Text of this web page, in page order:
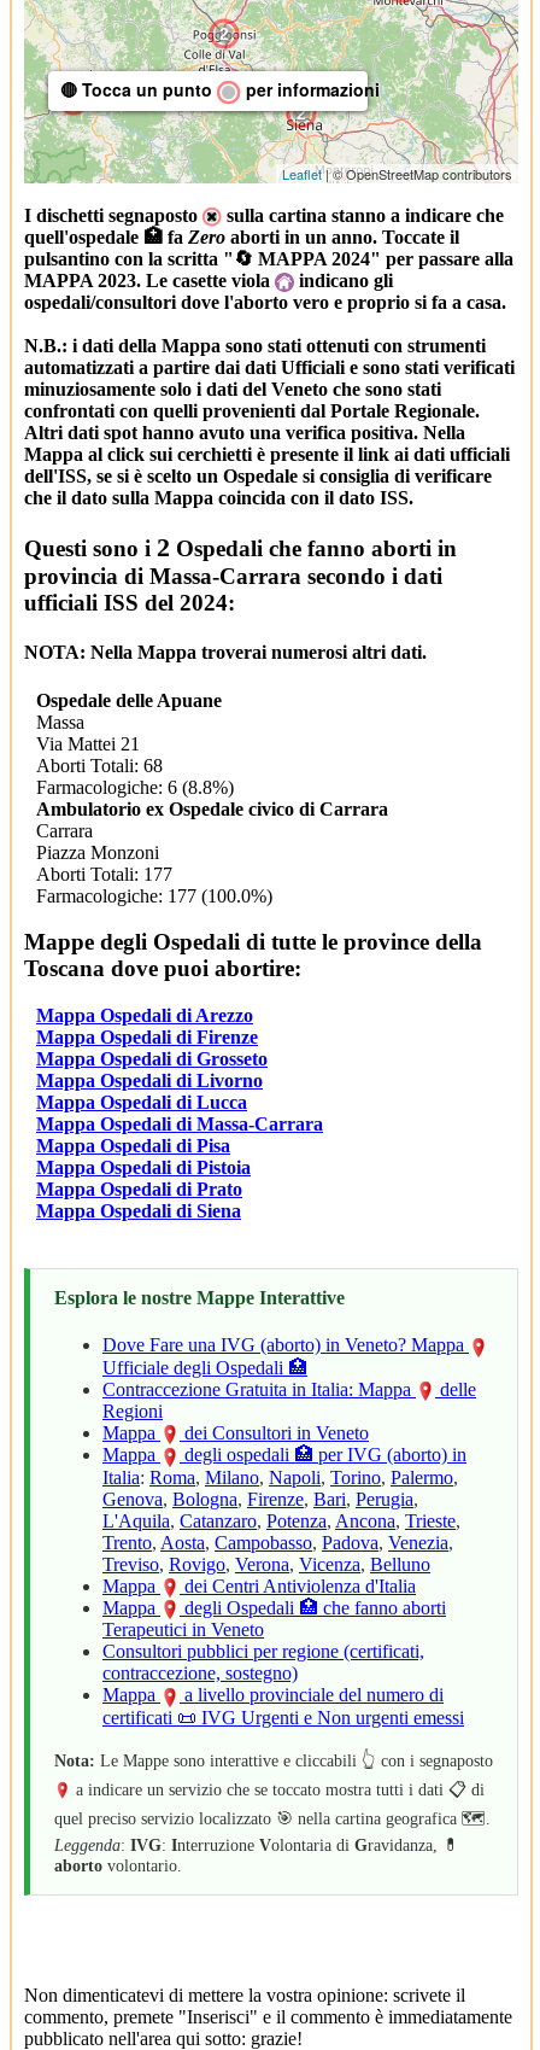
2
2
2
2
2
🔴 Tocca un punto per informazioni
Leaflet| © OpenStreetMap contributors
I dischetti segnaposto
sulla cartina stanno a indicare che
quell'ospedale 🏥 fa Zero aborti in un anno. Toccate il
pulsantino con la scritta "🔄 MAPPA 2024" per passare alla
MAPPA 2023. Le casette viola
indicano gli
ospedali/consultori dove l'aborto vero e proprio si fa a casa.
N.B.: i dati della Mappa sono stati ottenuti con strumenti
automatizzati a partire dai dati Ufficiali e sono stati verificati
minuziosamente solo i dati del Veneto che sono stati
confrontati con quelli provenienti dal Portale Regionale.
Altri dati spot hanno avuto una verifica positiva. Nella
Mappa al click sui cerchietti è presente il link ai dati ufficiali
dell'ISS, se si è scelto un Ospedale si consiglia di verificare
che il dato sulla Mappa coincida con il dato ISS.
Questi sono i 2 Ospedali che fanno aborti in
provincia di Massa-Carrara secondo i dati
ufficiali ISS del 2024:
NOTA: Nella Mappa troverai numerosi altri dati.
Ospedale delle Apuane
Massa
Via Mattei 21
Aborti Totali: 68
Farmacologiche: 6 (8.8%)
Ambulatorio ex Ospedale civico di Carrara
Carrara
Piazza Monzoni
Aborti Totali: 177
Farmacologiche: 177 (100.0%)
Mappe degli Ospedali di tutte le province della
Toscana dove puoi abortire:
Mappa Ospedali di Arezzo
Mappa Ospedali di Firenze
Mappa Ospedali di Grosseto
Mappa Ospedali di Livorno
Mappa Ospedali di Lucca
Mappa Ospedali di Massa-Carrara
Mappa Ospedali di Pisa
Mappa Ospedali di Pistoia
Mappa Ospedali di Prato
Mappa Ospedali di Siena
Esplora le nostre Mappe Interattive
Dove Fare una IVG (aborto) in Veneto? Mappa
Ufficiale degli Ospedali 🏥
Contraccezione Gratuita in Italia: Mappa
delle
Regioni
Mappa
dei Consultori in Veneto
Mappa
degli ospedali 🏥 per IVG (aborto) in
Italia: Roma, Milano, Napoli, Torino, Palermo,
Genova, Bologna, Firenze, Bari, Perugia,
L'Aquila, Catanzaro, Potenza, Ancona, Trieste,
Trento, Aosta, Campobasso, Padova, Venezia,
Treviso, Rovigo, Verona, Vicenza, Belluno
Mappa
dei Centri Antiviolenza d'Italia
Mappa
degli Ospedali 🏥 che fanno aborti
Terapeutici in Veneto
Consultori pubblici per regione (certificati,
contraccezione, sostegno)
Mappa
a livello provinciale del numero di
certificati 📜 IVG Urgenti e Non urgenti emessi
Nota: Le Mappe sono interattive e cliccabili 👆 con i segnaposto
a indicare un servizio che se toccato mostra tutti i dati 📋 di
quel preciso servizio localizzato 🎯 nella cartina geografica 🗺️.
Leggenda: IVG: Interruzione Volontaria di Gravidanza, 💊
aborto volontario.
Non dimenticatevi di mettere la vostra opinione: scrivete il
commento, premete "Inserisci" e il commento è immediatamente
pubblicato nell'area qui sotto: grazie!